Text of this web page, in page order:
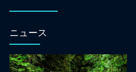
ニュース